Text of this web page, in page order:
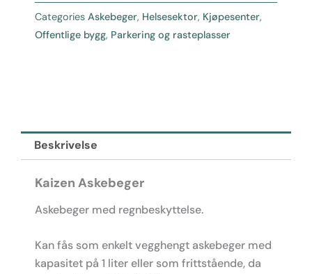
antall
Categories Askebeger, Helsesektor, Kjøpesenter,
Offentlige bygg, Parkering og rasteplasser
Beskrivelse
Kaizen Askebeger
Askebeger med regnbeskyttelse.
Kan fås som enkelt vegghengt askebeger med
kapasitet på 1 liter eller som frittstående, da